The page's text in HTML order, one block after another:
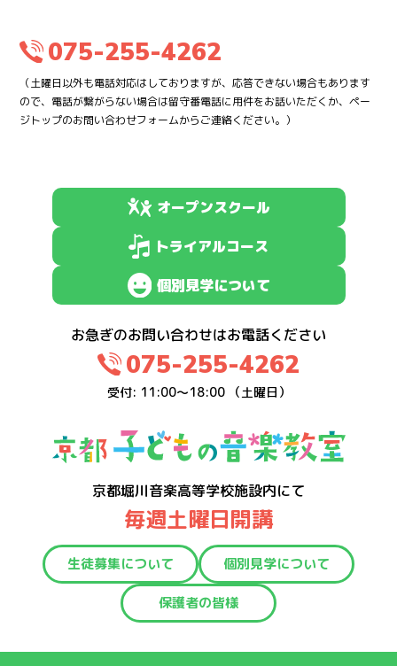
075-255-4262
（土曜日以外も電話対応はしておりますが、応答できない場合もあります
ので、電話が繋がらない場合は留守番電話に用件をお話いただくか、ペー
ジトップのお問い合わせフォームからご連絡ください。）
オープンスクール
トライアルコース
個別見学について
お急ぎのお問い合わせはお電話ください
075-255-4262
受付: 11:00～18:00 （土曜日）
京都堀川音楽高等学校施設内にて
毎週土曜日開講
生徒募集について 個別見学について
保護者の皆様